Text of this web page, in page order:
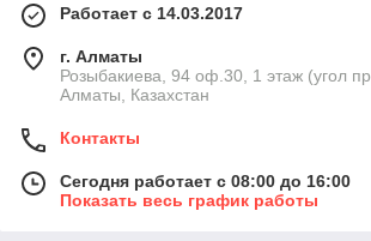
Работает с 14.03.2017
г. Алматы
Розыбакиева, 94 оф.30, 1 этаж (угол
Алматы, Казахстан
Контакты
Сегодня работает с 08:00 до 16:00
Показать весь график работы